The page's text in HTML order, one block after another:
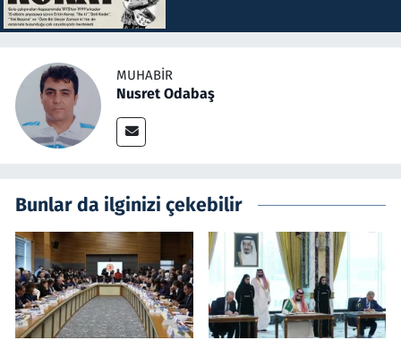
MUHABIR
Nusret Odabaş
Bunlar da ilginizi çekebilir